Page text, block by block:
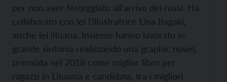
per non aver festeggiato all’arrivo dei russi. Ha
collaborato con lei l’illustratrice Lina Itagaki,
anche lei lituana. Insieme hanno lavorato in
grande sintonia realizzando una graphic novel,
premiata nel 2018 come miglior libro per
ragazzi in Lituania e candidata, tra i migliori